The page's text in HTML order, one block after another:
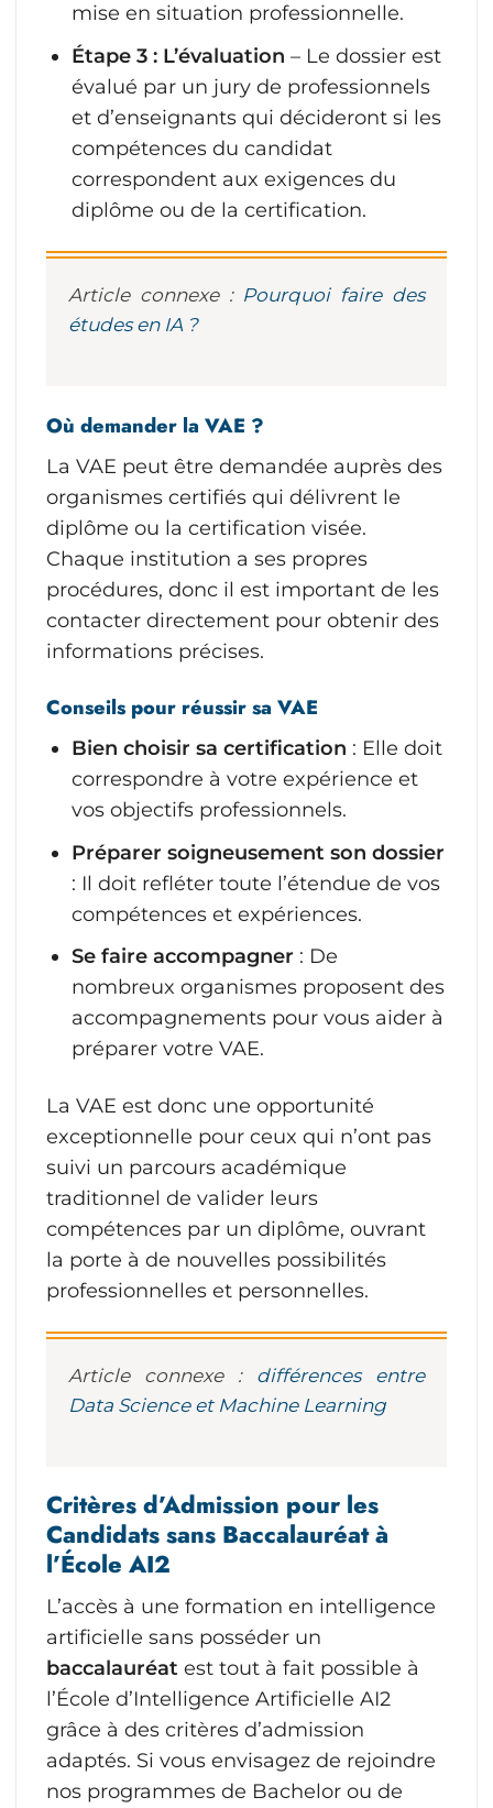
mise en situation professionnelle.
Étape 3 : L’évaluation – Le dossier est
évalué par un jury de professionnels
et d’enseignants qui décideront si les
compétences du candidat
correspondent aux exigences du
diplôme ou de la certification.
Article connexe : Pourquoi faire des
études en IA ?
Où demander la VAE ?
La VAE peut être demandée auprès des
organismes certifiés qui délivrent le
diplôme ou la certification visée.
Chaque institution a ses propres
procédures, donc il est important de les
contacter directement pour obtenir des
informations précises.
Conseils pour réussir sa VAE
Bien choisir sa certification : Elle doit
correspondre à votre expérience et
vos objectifs professionnels.
Préparer soigneusement son dossier
: Il doit refléter toute l’étendue de vos
compétences et expériences.
Se faire accompagner : De
nombreux organismes proposent des
accompagnements pour vous aider à
préparer votre VAE.
La VAE est donc une opportunité
exceptionnelle pour ceux qui n’ont pas
suivi un parcours académique
traditionnel de valider leurs
compétences par un diplôme, ouvrant
la porte à de nouvelles possibilités
professionnelles et personnelles.
Article connexe : différences entre
Data Science et Machine Learning
Critères d’Admission pour les
Candidats sans Baccalauréat à
l’École AI2
L’accès à une formation en intelligence
artificielle sans posséder un
baccalauréat est tout à fait possible à
l’École d’Intelligence Artificielle AI2
grâce à des critères d’admission
adaptés. Si vous envisagez de rejoindre
nos programmes de Bachelor ou de